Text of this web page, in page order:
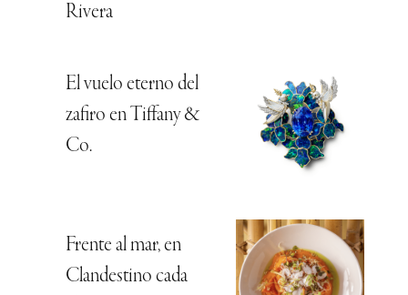
Rivera
El vuelo eterno del
zafiro en Tiffany &
Co.
Frente al mar, en
Clandestino cada